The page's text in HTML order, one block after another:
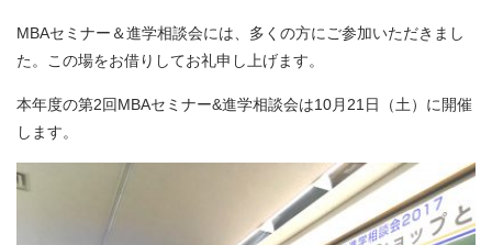
MBAセミナー＆進学相談会には、多くの方にご参加いただきまし
た。この場をお借りしてお礼申し上げます。
本年度の第2回MBAセミナー&進学相談会は10月21日（土）に開催
します。